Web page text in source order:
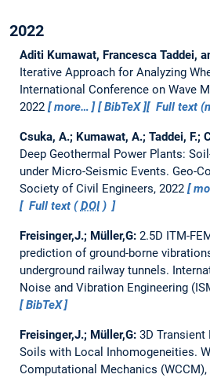
2022
Aditi Kumawat, Francesca Taddei,
Iterative Approach for Analyzing
International Conference on Wave
2022
more… BibTeX Full text
Csuka, A.; Kumawat, A.; Taddei, F.;
Deep Geothermal Power Plants:
under Micro-Seismic Events. Geo-
Society of Civil Engineers, 2022
Full text (DOI)
Freisinger,J.; Müller,G: 2.5D ITM-
prediction of ground-borne
underground railway tunnels.
Noise and Vibration Engineering
BibTeX
Freisinger,J.; Müller,G: 3D Transient
Soils with Local Inhomogeneities.
Computational Mechanics (WCCM),